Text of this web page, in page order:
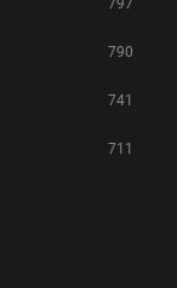
790
741
711